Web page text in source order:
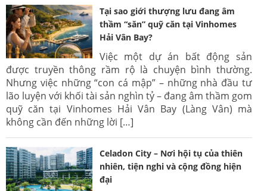
Tại sao giới thượng lưu đang âm
thầm “săn” quỹ căn tại Vinhomes
Hải Vân Bay?
Việc một dự án bất động sản
được truyền thông rầm rộ là chuyện bình thường.
Nhưng việc những “con cá mập” – những nhà đầu tư
lão luyện với khối tài sản nghìn tỷ – đang âm thầm gom
quỹ căn tại Vinhomes Hải Vân Bay (Làng Vân) mà
không cần đến những lời […]
Celadon City – Nơi hội tụ của thiên
nhiên, tiện nghi và cộng đồng hiện
đại